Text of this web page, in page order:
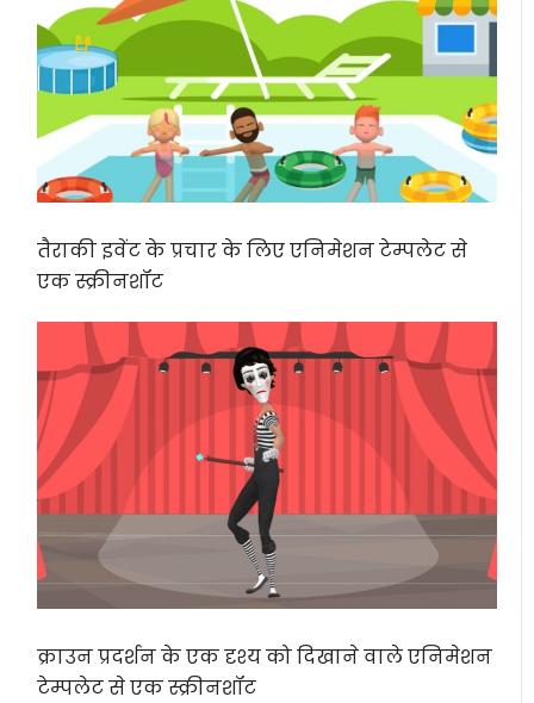
तैराकी इवेंट के प्रचार के लिए एनिमेशन टेम्पलेट से
एक स्क्रीनशॉट
क्राउन प्रदर्शन के एक दृश्य को दिखाने वाले एनिमेशन
टेम्पलेट से एक स्क्रीनशॉट